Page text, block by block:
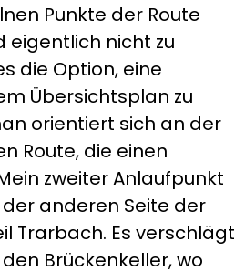
Punkte der Route
eigentlich nicht zu
die Option, eine
Übersichtsplan zu
orientiert sich an der
Route, die einen
zweiter Anlaufpunkt
anderen Seite der
Trarbach. Es verschlägt
Brückenkeller, wo